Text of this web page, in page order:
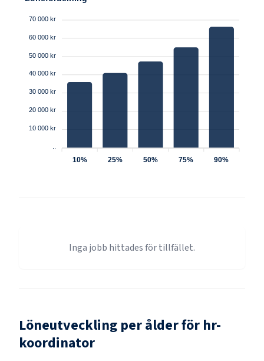
70 000 kr
60 000 kr
50 000 kr
40 000 kr
30 000 kr
20 000 kr
10 000 kr
10% 25% 50% 75% 90%
Inga jobb hittades för tillfället.
Löneutveckling per ålder för hr-
koordinator